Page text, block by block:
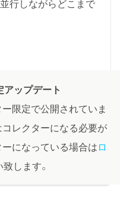
行しながらどこまで
アップデート
限定で公開されていま
レクターになる必要が
になっている場合はロ
します。